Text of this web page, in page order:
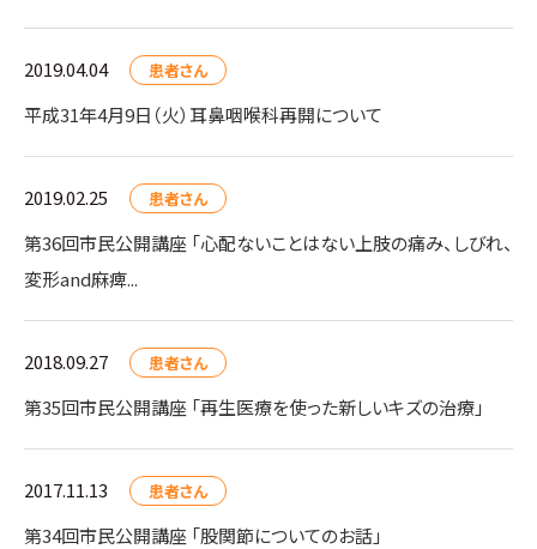
2019.04.04 患者さん
平成31年4月9日（火）耳鼻咽喉科再開について
2019.02.25 患者さん
第36回市民公開講座 「心配ないことはない上肢の痛み、しびれ、
変形and麻痺...
2018.09.27 患者さん
第35回市民公開講座 「再生医療を使った新しいキズの治療」
2017.11.13 患者さん
第34回市民公開講座 「股関節についてのお話」